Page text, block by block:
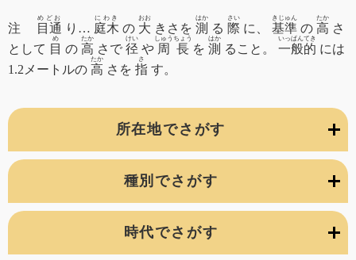
所在地でさがす
種別でさがす
時代でさがす
注 目通
めどお
り… 庭木
にわき
の 大
おお
きさを 測
はか
る 際
さい
に、 基準
きじゅん
の 高
たか
さ
として 目
め
の 高
たか
さで 径
けい
や 周長
しゅうちょう
を 測
はか
ること。 一般的
いっぱんてき
には
1.2メートルの 高
たか
さを 指
さ
す。